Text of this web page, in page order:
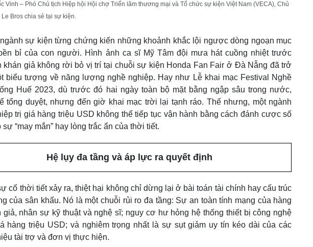
Vinh – Phó Chủ tịch Hiệp hội Hội chợ Triển lãm thương mại và Tổ chức sự kiện Việt Nam (VECA), Chủ
Le Bros chia sẻ tại sự kiện.
sự kiện từng chứng kiến những khoảnh khắc lội ngược dòng ngoạn mục
bỉ của con người. Hình ảnh ca sĩ Mỹ Tâm đội mưa hát cuồng nhiệt trước
khán giả không rời bỏ vị trí tại chuỗi sự kiện Honda Fan Fair ở Đà Nẵng đã trở
biểu tượng về năng lượng nghề nghiệp. Hay như Lễ khai mạc Festival Nghề
Huế 2023, dù trước đó hai ngày toàn bộ mặt bằng ngập sâu trong nước,
tổng duyệt, nhưng đến giờ khai mạc trời lại tạnh ráo. Thế nhưng, một ngành
trị giá hàng triệu USD không thể tiếp tục vận hành bằng cách đánh cược số
sự “may mắn” hay lòng trắc ẩn của thời tiết.
Hệ lụy đa tầng và áp lực ra quyết định
cố thời tiết xảy ra, thiệt hại không chỉ dừng lại ở bài toán tài chính hay cấu trúc
của sân khấu. Nó là một chuỗi rủi ro đa tầng: Sự an toàn tính mạng của hàng
giả, nhân sự kỹ thuật và nghệ sĩ; nguy cơ hư hỏng hệ thống thiết bị công nghệ
hàng triệu USD; và nghiêm trọng nhất là sự sụt giảm uy tín kéo dài của các
tài trợ và đơn vị thực hiện.